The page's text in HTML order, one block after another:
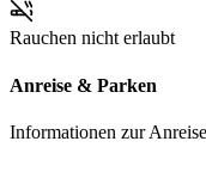
Rauchen nicht erlaubt
Anreise & Parken
Informationen zur